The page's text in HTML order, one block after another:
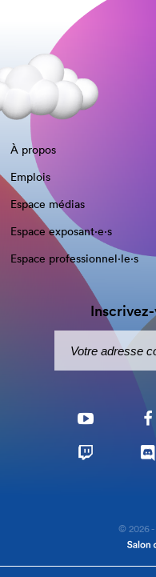
À propos
Emplois
Espace médias
Espace exposant·e⋅s
Espace professionnel·le⋅s
© 2026 -